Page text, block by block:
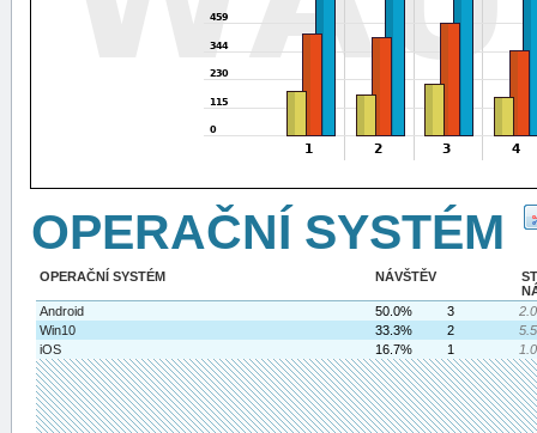
OPERAČNÍ SYSTÉM
OPERAČNÍ SYSTÉM NÁVŠTĚV
Android
50.0% 3
Win10
33.3% 2
iOS
16.7% 1